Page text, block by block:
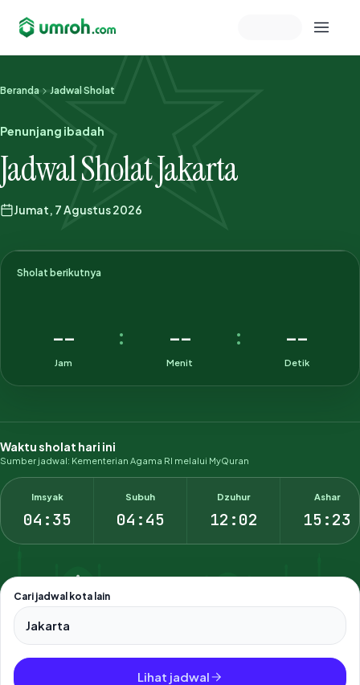
Memeriksa sesi akun
Beranda Jadwal Sholat
Penunjang ibadah
Jadwal Sholat Jakarta
Jumat, 7 Agustus 2026
Sholat berikutnya
--
Jam
: --
Menit
: --
Detik
Waktu sholat hari ini
Sumber jadwal: Kementerian Agama RI melalui MyQuran
Imsyak
04:35
Subuh
04:45
Dzuhur
12:02
Ashar
15:23
Cari jadwal kota lain
Pilih salah satu dari 500+ kota dan kabupaten di Indonesia.
Lihat jadwal